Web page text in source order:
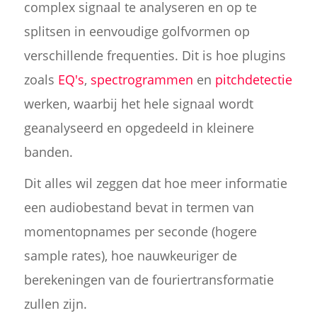
complex signaal te analyseren en op te
splitsen in eenvoudige golfvormen op
verschillende frequenties. Dit is hoe plugins
zoals EQ's, spectrogrammen en pitchdetectie
werken, waarbij het hele signaal wordt
geanalyseerd en opgedeeld in kleinere
banden.
Dit alles wil zeggen dat hoe meer informatie
een audiobestand bevat in termen van
momentopnames per seconde (hogere
sample rates), hoe nauwkeuriger de
berekeningen van de fouriertransformatie
zullen zijn.